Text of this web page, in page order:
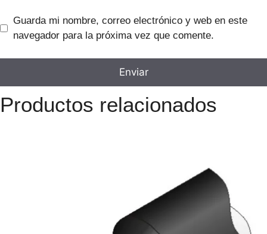
Guarda mi nombre, correo electrónico y web en este
navegador para la próxima vez que comente.
Productos relacionados